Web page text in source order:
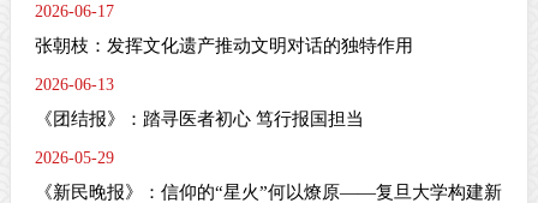
2026-06-17
张朝枝：发挥文化遗产推动文明对话的独特作用
2026-06-13
《团结报》：踏寻医者初心 笃行报国担当
2026-05-29
《新民晚报》：信仰的“星火”何以燎原——复旦大学构建新